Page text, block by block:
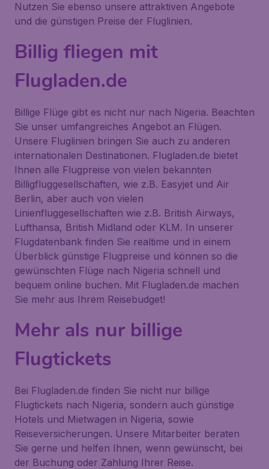
Nutzen Sie ebenso unsere attraktiven Angebote
und die günstigen Preise der Fluglinien.
Billig fliegen mit
Flugladen.de
Billige Flüge gibt es nicht nur nach Nigeria. Beachten
Sie unser umfangreiches Angebot an Flügen.
Unsere Fluglinien bringen Sie auch zu anderen
internationalen Destinationen. Flugladen.de bietet
Ihnen alle Flugpreise von vielen bekannten
Billigfluggesellschaften, wie z.B. Easyjet und Air
Berlin, aber auch von vielen
Linienfluggesellschaften wie z.B. British Airways,
Lufthansa, British Midland oder KLM. In unserer
Flugdatenbank finden Sie realtime und in einem
Überblick günstige Flugpreise und können so die
gewünschten Flüge nach Nigeria schnell und
bequem online buchen. Mit Flugladen.de machen
Sie mehr aus Ihrem Reisebudget!
Mehr als nur billige
Flugtickets
Bei Flugladen.de finden Sie nicht nur billige
Flugtickets nach Nigeria, sondern auch günstige
Hotels und Mietwagen in Nigeria, sowie
Reiseversicherungen. Unsere Mitarbeiter beraten
Sie gerne und helfen Ihnen, wenn gewünscht, bei
der Buchung oder Zahlung Ihrer Reise.